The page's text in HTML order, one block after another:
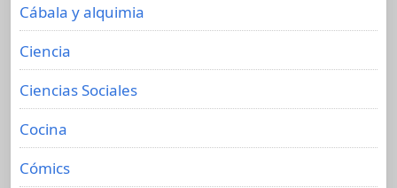
Cábala y alquimia
Ciencia
Ciencias Sociales
Cocina
Cómics